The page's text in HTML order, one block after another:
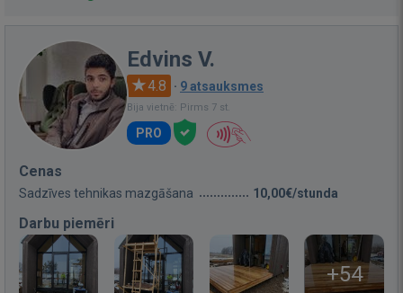
Edvins V.
4.8 · 9 atsauksmes
Bija vietnē: Pirms 7 st.
PRO
Cenas
Sadzīves tehnikas mazgāšana 10,00€/stunda
Darbu piemēri
+54